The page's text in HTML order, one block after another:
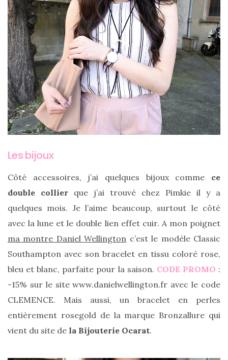
Comparatif :
les
sacs
Monceau
et
Mini
Marly
Ateliers
Auguste,
lequel
02/05/2026
CATÉGORIES
DU BLOG
Beauté
(640)
Actualités
beauté
(10)
Les bijoux
Côté accessoires, j’ai quelques bijoux comme ce
double collier que j’ai trouvé chez Pimkie il y a
quelques mois. Je l’aime beaucoup, surtout le côté
avec la lune et le double lien effet cuir. A mon poignet
ma montre Daniel Wellington c’est le modèle Classic
Southampton avec son bracelet en tissu coloré rose,
bleu et blanc, parfaite pour la saison. CODE PROMO :
-15% sur le site www.danielwellington.fr avec le code
CLEMENCE. Mais aussi, un bracelet en perles
entièrement rosegold de la marque Bronzallure qui
vient du site de la Bijouterie Ocarat.